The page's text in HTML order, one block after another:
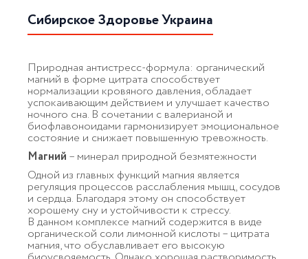
Сибирское Здоровье Украина
Природная антистресс-формула: органический
магний в форме цитрата способствует
нормализации кровяного давления, обладает
успокаивающим действием и улучшает качество
ночного сна. В сочетании с валерианой и
биофлавоноидами гармонизирует эмоциональное
состояние и снижает повышенную тревожность.
Магний – минерал природной безмятежности
Одной из главных функций магния является
регуляция процессов расслабления мышц, сосудов
и сердца. Благодаря этому он способствует
хорошему сну и устойчивости к стрессу.
В данном комплексе магний содержится в виде
органической соли лимонной кислоты – цитрата
магния, что обуславливает его высокую